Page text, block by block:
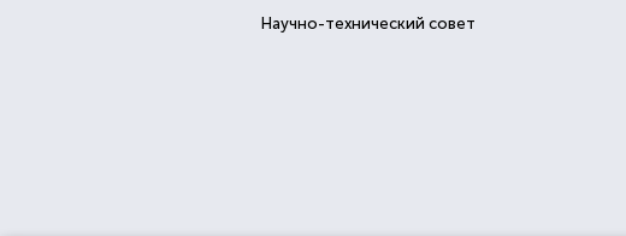
Научно-технический совет